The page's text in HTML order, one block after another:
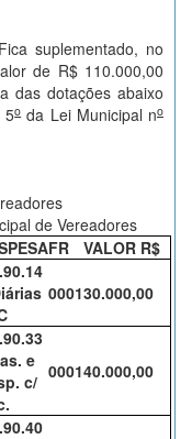
suplementado, no
de R$ 110.000,00
das dotações abaixo
5oda Lei Municipal no
de Vereadores
FR
VALOR R$
000130.000,00
e
c/ 000140.000,00